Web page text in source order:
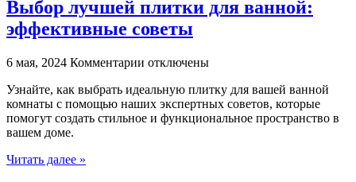
Выбор лучшей плитки для ванной:
эффективные советы
6 мая, 2024 Комментарии к
Выбор
лучшей
плитки
отключены
Узнайте, как выбрать идеальную плитку для вашей ванной
комнаты с помощью наших экспертных советов, которые
помогут создать стильное и функциональное пространство в
вашем доме.
Читать далее »